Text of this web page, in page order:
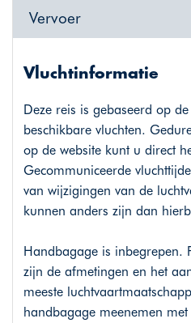
Vervoer
Vluchtinformatie
Deze reis is gebaseerd op
beschikbare vluchten.
op de website kunt u direct
Gecommuniceerde
van wijzigingen van de
kunnen anders zijn dan
Handbagage is inbegrepen.
zijn de afmetingen en het
meeste
handbagage meenemen